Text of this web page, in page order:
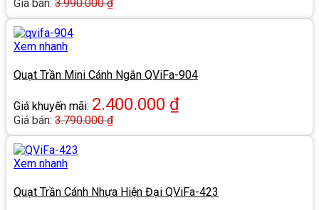
Giá bán: 3.990.000₫
Xem nhanh
Quạt Trần Mini Cánh Ngắn QViFa-904
Giá khuyến mãi: 2.400.000 ₫
Giá bán: 3.790.000₫
Xem nhanh
Quạt Trần Cánh Nhựa Hiện Đại QViFa-423